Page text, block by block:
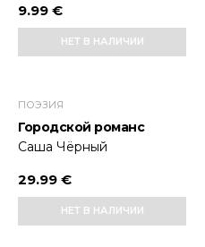
9.99 €
НЕТ В НАЛИЧИИ
ПОЭЗИЯ
Городской романс
Саша Чёрный
29.99 €
НЕТ В НАЛИЧИИ